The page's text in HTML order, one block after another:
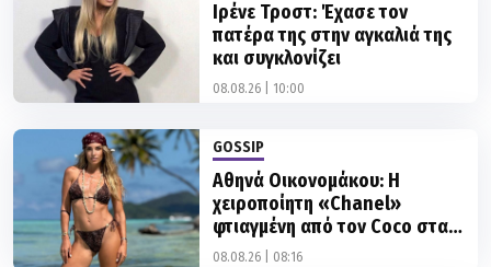
Ιρένε Τροστ: Έχασε τον
πατέρα της στην αγκαλιά της
και συγκλονίζει
08.08.26 | 10:00
GOSSIP
Αθηνά Οικονομάκου: Η
χειροποίητη «Chanel»
φτιαγμένη από τον Coco στα
Bora Bora
08.08.26 | 08:16